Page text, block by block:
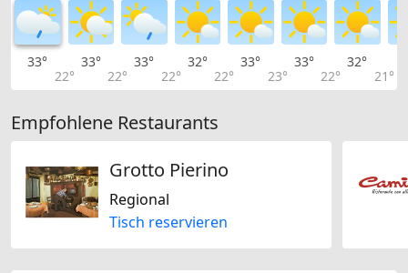
33°
22°
33°
22°
33°
22°
32°
22°
33°
23°
33°
22°
32°
21°
Empfohlene Restaurants
Grotto Pierino
Regional
Tisch reservieren